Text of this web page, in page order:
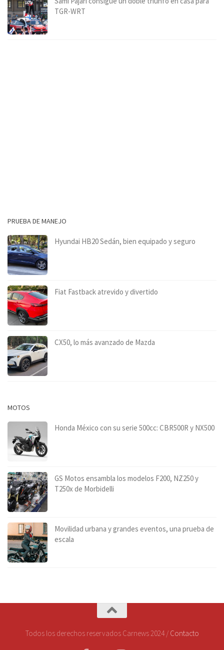
TGR-WRT
PRUEBA DE MANEJO
Hyundai HB20 Sedán, bien equipado y seguro
Fiat Fastback atrevido y divertido
CX50, lo más avanzado de Mazda
MOTOS
Honda México con su serie 500cc: CBR500R y NX500
GS Motos ensambla los modelos F200, NZ250 y
T250x de Morbidelli
Movilidad urbana y grandes eventos, una prueba de
escala
Todos los derechos reservados Carnews 2024 / Contacto